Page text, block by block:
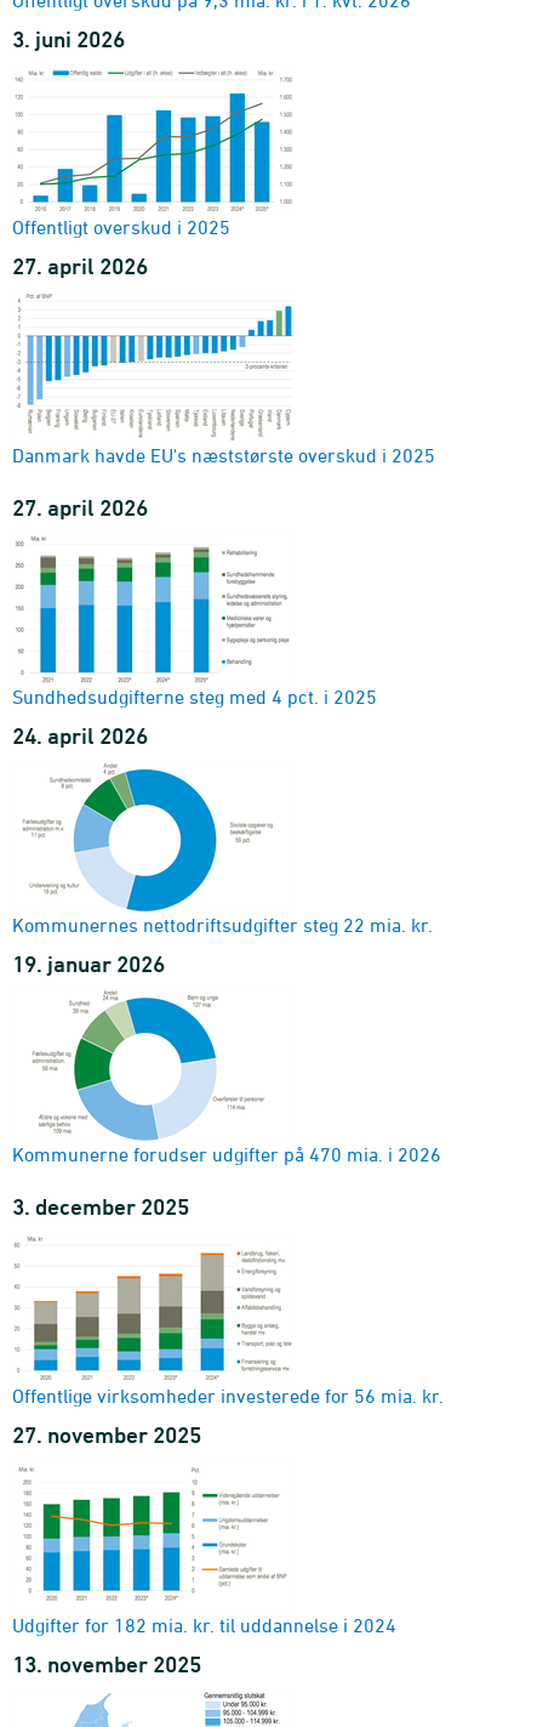
2007-2026
Skatteydernes indkomster og skatter
type
1987-2024 - Mio. kr.
Indkomster og fradrag ved slutligningen
type
1994-2024 - Mio. kr.
Skattepligtige personer
1994-2024 - 1.000 personer
Slutskat
område og indkomstskattetype
2011-2024 - 1.000 kr.
3. juni 2026
Offentligt overskud i 2025
27. april 2026
Danmark havde EU's næststørste overskud i 2025
27. april 2026
Sundhedsudgifterne steg med 4 pct. i 2025
24. april 2026
Kommunernes nettodriftsudgifter steg 22 mia. kr.
19. januar 2026
Kommunerne forudser udgifter på 470 mia. i 2026
3. december 2025
Offentlige virksomheder investerede for 56 mia. kr.
27. november 2025
Udgifter for 182 mia. kr. til uddannelse i 2024
13. november 2025